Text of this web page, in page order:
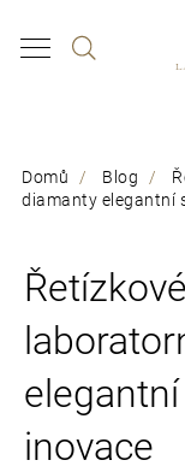
Hledat
Domů Blog
diamanty elegantní
inovace
Zpět
Zpět
o
o
t
ř
e
b